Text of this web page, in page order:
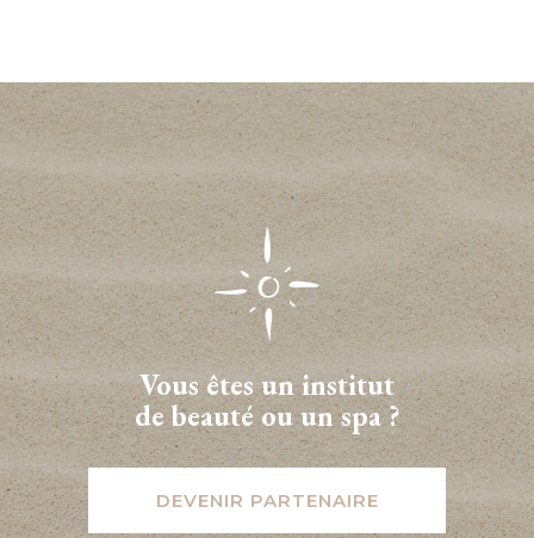
Vous êtes un institut
de beauté ou un spa ?
DEVENIR PARTENAIRE